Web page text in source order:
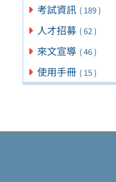
考試資訊 ( 189 )
人才招募 ( 62 )
來文宣導 ( 46 )
使用手冊 ( 15 )